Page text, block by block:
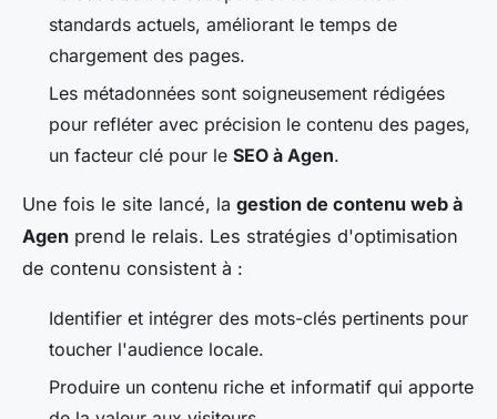
standards actuels, améliorant le temps de
chargement des pages.
Les métadonnées sont soigneusement rédigées
pour refléter avec précision le contenu des pages,
un facteur clé pour le SEO à Agen.
Une fois le site lancé, la gestion de contenu web à
Agen prend le relais. Les stratégies d'optimisation
de contenu consistent à :
Identifier et intégrer des mots-clés pertinents pour
toucher l'audience locale.
Produire un contenu riche et informatif qui apporte